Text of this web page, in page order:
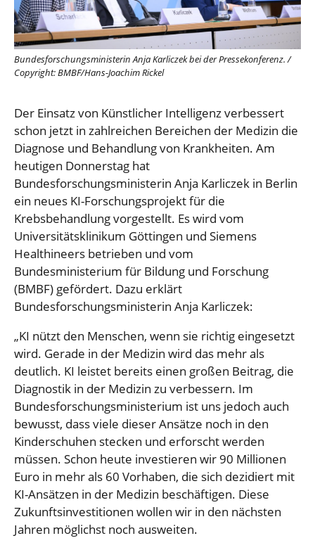
Bundesforschungsministerin Anja Karliczek bei der Pressekonferenz./
Copyright: BMBF/Hans-Joachim Rickel
Der Einsatz von Künstlicher Intelligenz verbessert
schon jetzt in zahlreichen Bereichen der Medizin die
Diagnose und Behandlung von Krankheiten. Am
heutigen Donnerstag hat
Bundesforschungsministerin Anja Karliczek in Berlin
ein neues KI-Forschungsprojekt für die
Krebsbehandlung vorgestellt. Es wird vom
Universitätsklinikum Göttingen und Siemens
Healthineers betrieben und vom
Bundesministerium für Bildung und Forschung
(BMBF) gefördert. Dazu erklärt
Bundesforschungsministerin Anja Karliczek:
„KI nützt den Menschen, wenn sie richtig eingesetzt
wird. Gerade in der Medizin wird das mehr als
deutlich. KI leistet bereits einen großen Beitrag, die
Diagnostik in der Medizin zu verbessern. Im
Bundesforschungsministerium ist uns jedoch auch
bewusst, dass viele dieser Ansätze noch in den
Kinderschuhen stecken und erforscht werden
müssen. Schon heute investieren wir 90 Millionen
Euro in mehr als 60 Vorhaben, die sich dezidiert mit
KI-Ansätzen in der Medizin beschäftigen. Diese
Zukunftsinvestitionen wollen wir in den nächsten
Jahren möglichst noch ausweiten.